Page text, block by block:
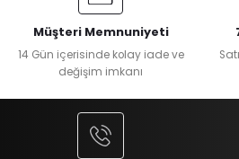
Müşteri Memnuniyeti
14 Gün içerisinde kolay iade ve
değişim imkanı